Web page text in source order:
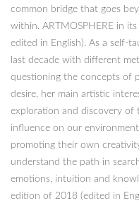
common bridge that goes
within. ARTMOSPHERE in
edited in English). As a self-
last decade with different
questioning the concepts of
desire, her main artistic
exploration and discovery of
influence on our
promoting their own
understand the path in
emotions, intuition and
edition of 2018 (edited in